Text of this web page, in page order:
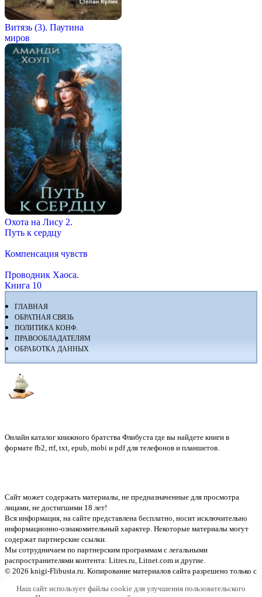
Витязь (3). Паутина
миров
Охота на Лису 2.
Путь к сердцу
Компенсация чувств
Проводник Хаоса.
Книга 10
ГЛАВНАЯ
ОБРАТНАЯ СВЯЗЬ
ПОЛИТИКА КОНФ.
ПРАВООБЛАДАТЕЛЯМ
ОБРАБОТКА ДАННЫХ
Онлайн каталог книжного братства Флибуста где вы найдете книги в
формате fb2, rtf, txt, epub, mobi и pdf для телефонов и планшетов.
Сайт может содержать материалы, не предназначенные для просмотра
лицами, не достигшими 18 лет!
Вся информация, на сайте представлена бесплатно, носит исключительно
информационно-ознакомительный характер. Некоторые материалы могут
содержат партнерские ссылки.
Мы сотрудничаем по партнерским программам с легальными
распространителями контента: Litres.ru, Litnet.com и другие.
© 2026 knigi-Flibusta.ru. Копирование материалов сайта разрешено только с
Наш сайт использует файлы cookie для улучшения пользовательского